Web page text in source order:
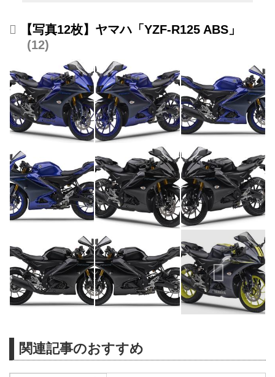
【写真12枚】ヤマハ「YZF-R125 ABS」
12
関連記事のおすすめ